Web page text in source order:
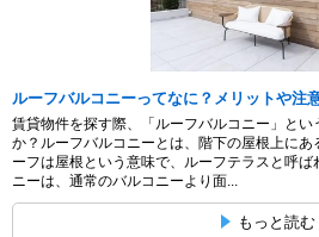
ルーフバルコニーってなに？メリットや注
賃貸物件を探す際、「ルーフバルコニー」とい
か？ルーフバルコニーとは、階下の屋根上に
ーフは屋根という意味で、ルーフテラスと呼ば
ニーは、通常のバルコニーより面...
もっと読む